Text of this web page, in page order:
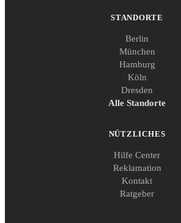
STANDORTE
Berlin
München
Hamburg
Köln
Dresden
Alle Standorte
NÜTZLICHES
Hilfe Center
Reklamation
Kontakt
Ratgeber